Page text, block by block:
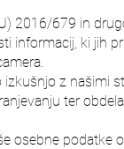
2016/679 in
informacij, ki jih
z našimi
ter
osebne podatke